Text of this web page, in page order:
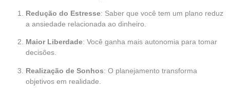
Redução do Estresse: Saber que você tem um plano reduz
a ansiedade relacionada ao dinheiro.
Maior Liberdade: Você ganha mais autonomia para tomar
decisões.
Realização de Sonhos: O planejamento transforma
objetivos em realidade.